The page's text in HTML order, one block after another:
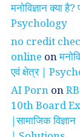
मनोविज्ञान क्या है?
Psychology
no credit
online on
एवं क्षेत्र |
AI Porn on
10th Board
|सामाजिक